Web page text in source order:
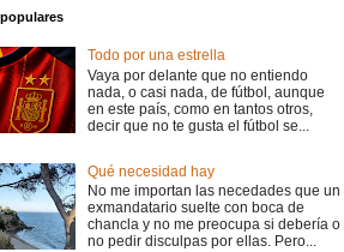
Todo por una estrella
Vaya por delante que no entiendo
nada, o casi nada, de fútbol, aunque
en este país, como en tantos otros,
decir que no te gusta el fútbol se...
Qué necesidad hay
No me importan las necedades que un
exmandatario suelte con boca de
chancla y no me preocupa si debería o
no pedir disculpas por ellas. Pero...